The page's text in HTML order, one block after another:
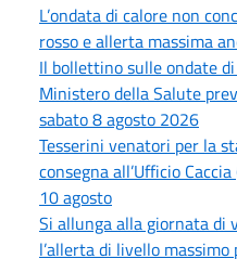
L’ondata di calore non
rosso e allerta massima
Il bollettino sulle ondate
Ministero della Salute
sabato 8 agosto 2026
Tesserini venatori per la
consegna all’Ufficio
10 agosto
Si allunga alla giornata di
l’allerta di livello